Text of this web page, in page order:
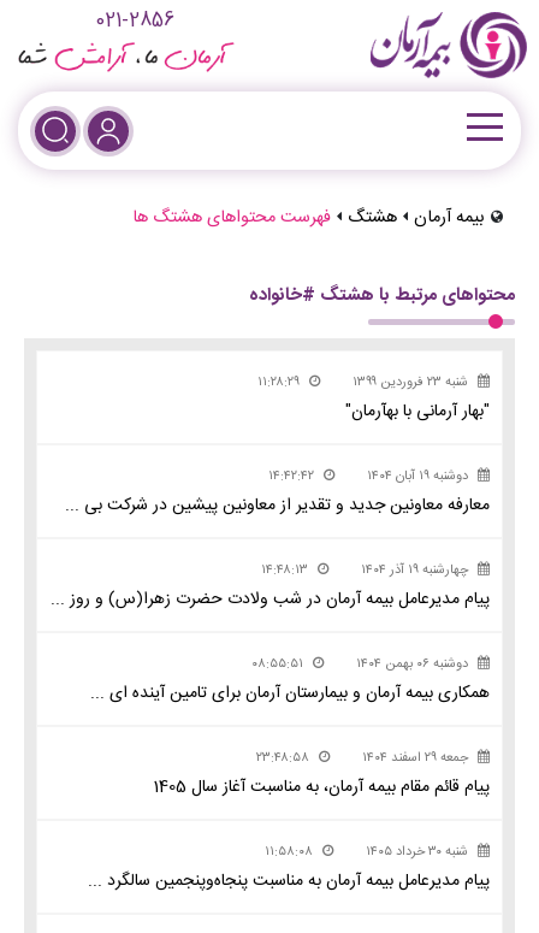
021-2856
بیمه آرمان هشتگ فهرست محتواهای هشتگ ها
محتواهای مرتبط با هشتگ #خانواده
شنبه ۲۳ فروردین ۱۳۹۹ ۱۱:۲۸:۲۹
"بهار آرمانی با بهآرمان"
دوشنبه ۱۹ آبان ۱۴۰۴ ۱۴:۴۲:۴۲
معارفه معاونین جدید و تقدیر از معاونین پیشین در شرکت بی ...
چهارشنبه ۱۹ آذر ۱۴۰۴ ۱۴:۴۸:۱۳
پیام مدیرعامل بیمه آرمان در شب ولادت حضرت زهرا(س) و روز ...
دوشنبه ۰۶ بهمن ۱۴۰۴ ۰۸:۵۵:۵۱
همکاری بیمه آرمان و بیمارستان آرمان برای تامین آینده ای ...
جمعه ۲۹ اسفند ۱۴۰۴ ۲۳:۴۸:۵۸
پیام قائم مقام بیمه آرمان، به مناسبت آغاز سال 1405
شنبه ۳۰ خرداد ۱۴۰۵ ۱۱:۵۸:۰۸
پیام مدیرعامل بیمه آرمان به مناسبت پنجاه‌وپنجمین سالگرد ...